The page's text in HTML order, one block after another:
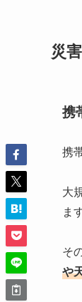
災
携
携
大
ま
そ
や